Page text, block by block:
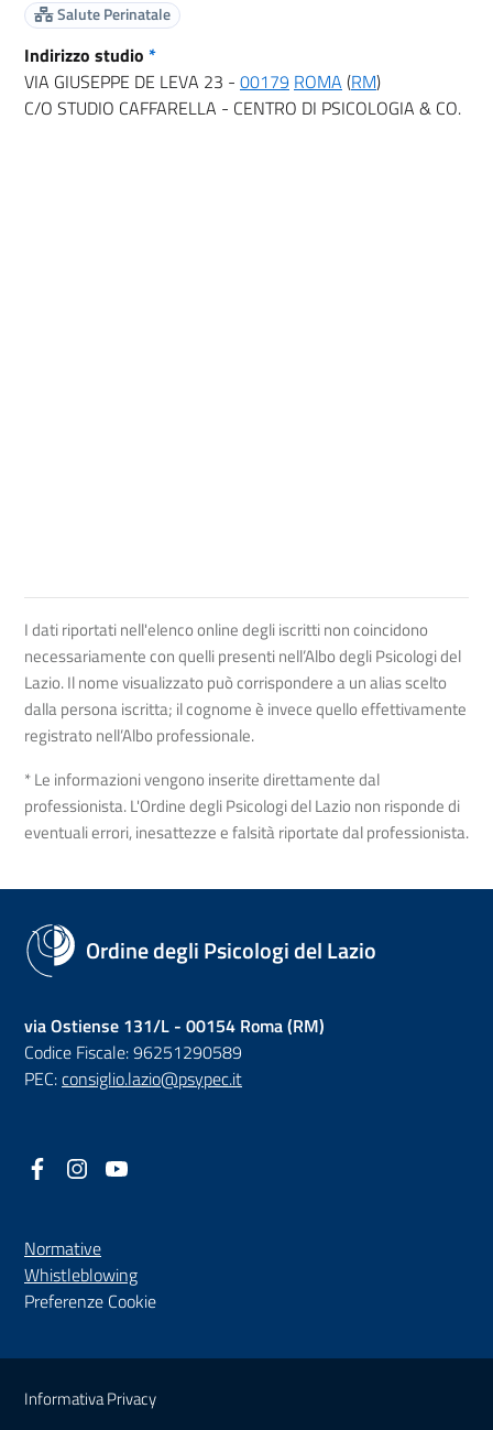
Salute Perinatale
Indirizzo studio *
VIA GIUSEPPE DE LEVA 23 - 00179 ROMA (RM)
C/O STUDIO CAFFARELLA - CENTRO DI PSICOLOGIA & CO.
I dati riportati nell'elenco online degli iscritti non coincidono
necessariamente con quelli presenti nell’Albo degli Psicologi del
Lazio. Il nome visualizzato può corrispondere a un alias scelto
dalla persona iscritta; il cognome è invece quello effettivamente
registrato nell’Albo professionale.
* Le informazioni vengono inserite direttamente dal
professionista. L'Ordine degli Psicologi del Lazio non risponde di
eventuali errori, inesattezze e falsità riportate dal professionista.
Ordine degli Psicologi del Lazio
via Ostiense 131/L - 00154 Roma (RM)
Codice Fiscale: 96251290589
PEC:consiglio.lazio@psypec.it
Facebook
(nuova scheda - new tab)
Instagram
(nuova scheda - new tab)
Normative
Whistleblowing(nuova scheda - new tab)
Preferenze Cookie
Sezione Link Utili
Informativa Privacy